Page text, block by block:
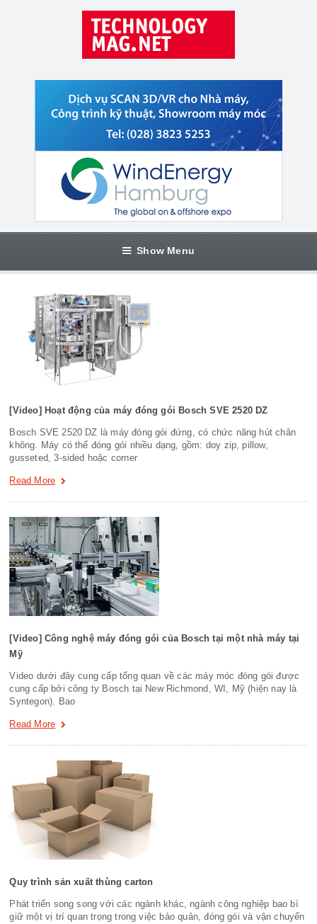
Show Menu
[Video] Hoạt động của máy đóng gói Bosch SVE 2520 DZ
Bosch SVE 2520 DZ là máy đóng gói đứng, có chức năng hút chân
không. Máy có thể đóng gói nhiều dạng, gồm: doy zip, pillow,
gusseted, 3-sided hoặc corner
Read More
[Video] Công nghệ máy đóng gói của Bosch tại một nhà máy tại
Mỹ
Video dưới đây cung cấp tổng quan về các máy móc đóng gói được
cung cấp bởi công ty Bosch tại New Richmond, WI, Mỹ (hiện nay là
Syntegon). Bao
Read More
Quy trình sản xuất thùng carton
Phát triển song song với các ngành khác, ngành công nghiệp bao bì
giữ một vị trí quan trọng trong việc bảo quản, đóng gói và vận chuyển